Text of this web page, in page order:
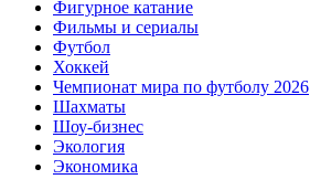
Фигурное катание
Фильмы и сериалы
Футбол
Хоккей
Чемпионат мира по футболу 2026
Шахматы
Шоу-бизнес
Экология
Экономика